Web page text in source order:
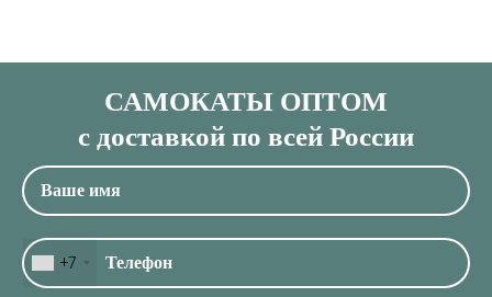
САМОКАТЫ ОПТОМ
с доставкой по всей России
+7